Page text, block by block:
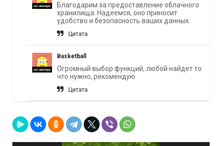
Благодарим за предоставление облачного
хранилища. Надеемся, оно приносит
удобство и безопасность ваших данных.
Цитата
Basketball
Огромный выбор функций, любой найдет то
что нужно, рекомендую
Цитата